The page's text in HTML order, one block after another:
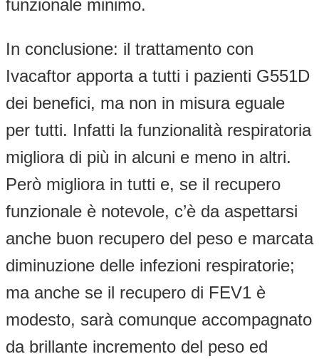
funzionale minimo.
In conclusione: il trattamento con
Ivacaftor apporta a tutti i pazienti G551D
dei benefici, ma non in misura eguale
per tutti. Infatti la funzionalità respiratoria
migliora di più in alcuni e meno in altri.
Però migliora in tutti e, se il recupero
funzionale è notevole, c’è da aspettarsi
anche buon recupero del peso e marcata
diminuzione delle infezioni respiratorie;
ma anche se il recupero di FEV1 è
modesto, sarà comunque accompagnato
da brillante incremento del peso ed